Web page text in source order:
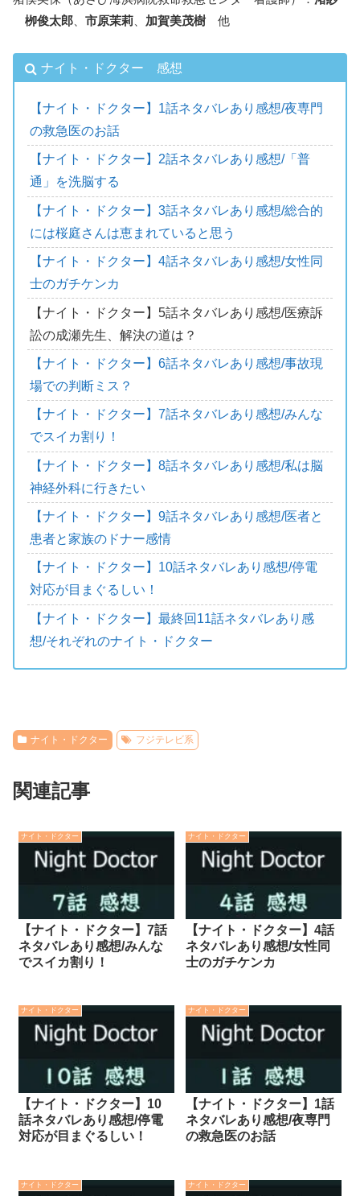
栁俊太郎
市原茉莉 加賀美茂樹 他
ナイト・ドクター 感想
【ナイト・ドクター】1話ネタバレあり感想/夜専門
の救急医のお話
【ナイト・ドクター】2話ネタバレあり感想/「普
通」を洗脳する
【ナイト・ドクター】3話ネタバレあり感想/総合的
には桜庭さんは恵まれていると思う
【ナイト・ドクター】4話ネタバレあり感想/女性同
士のガチケンカ
【ナイト・ドクター】5話ネタバレあり感想/医療訴
訟の成瀬先生、解決の道は？
【ナイト・ドクター】6話ネタバレあり感想/事故現
場での判断ミス？
【ナイト・ドクター】7話ネタバレあり感想/みんな
でスイカ割り！
【ナイト・ドクター】8話ネタバレあり感想/私は脳
神経外科に行きたい
【ナイト・ドクター】9話ネタバレあり感想/医者と
患者と家族のドナー感情
【ナイト・ドクター】10話ネタバレあり感想/停電
対応が目まぐるしい！
【ナイト・ドクター】最終回11話ネタバレあり感
想/それぞれのナイト・ドクター
ナイト・ドクター フジテレビ系
関連記事
ナイト・ドクター
【ナイト・ドクター】7話
ネタバレあり感想/みんな
でスイカ割り！
ナイト・ドクター
【ナイト・ドクター】4話
ネタバレあり感想/女性同
士のガチケンカ
ナイト・ドクター
【ナイト・ドクター】10
話ネタバレあり感想/停電
対応が目まぐるしい！
ナイト・ドクター
【ナイト・ドクター】1話
ネタバレあり感想/夜専門
の救急医のお話
ナイト・ドクター ナイト・ドクター